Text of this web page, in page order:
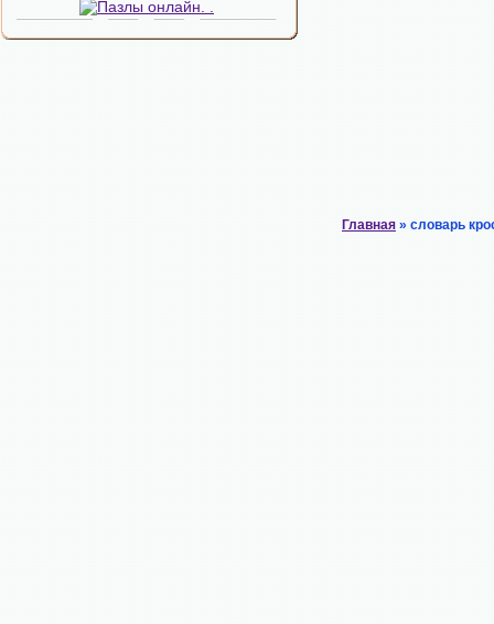
Главная » словарь